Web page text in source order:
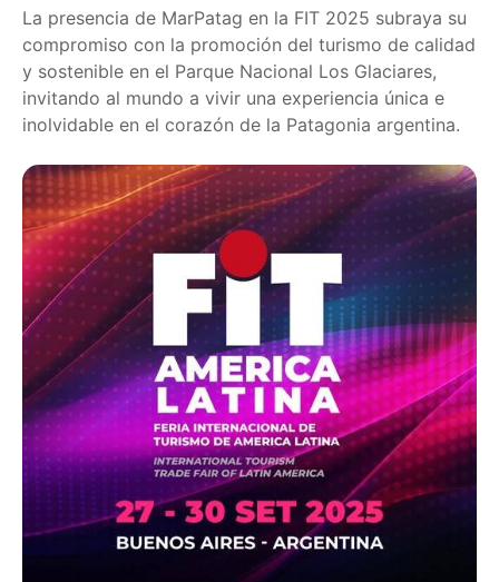
La presencia de MarPatag en la FIT 2025 subraya su
compromiso con la promoción del turismo de calidad
y sostenible en el Parque Nacional Los Glaciares,
invitando al mundo a vivir una experiencia única e
inolvidable en el corazón de la Patagonia argentina.